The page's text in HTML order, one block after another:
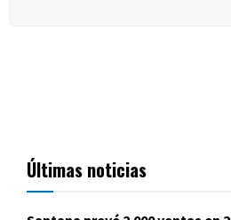
Últimas noticias